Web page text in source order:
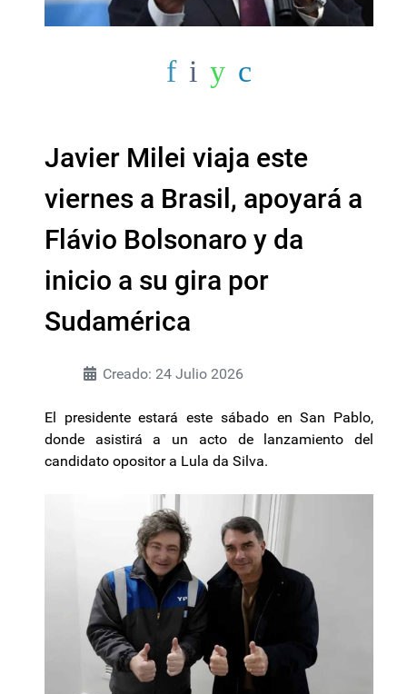
Javier Milei viaja este
viernes a Brasil, apoyará a
Flávio Bolsonaro y da
inicio a su gira por
Sudamérica
Creado: 24 Julio 2026
El presidente estará este sábado en San Pablo,
donde asistirá a un acto de lanzamiento del
candidato opositor a Lula da Silva.